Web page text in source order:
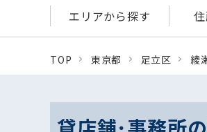
エリアから探す
TOP 東京都 足立区 綾